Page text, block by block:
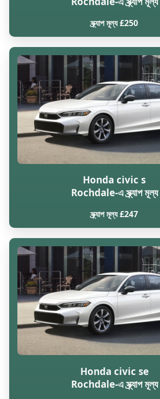
স্ক্র্যাপ মূল্য £250
Honda civic s
Rochdale-এ স্ক্র্যাপ মূল্য
স্ক্র্যাপ মূল্য £247
Honda civic se
Rochdale-এ স্ক্র্যাপ মূল্য